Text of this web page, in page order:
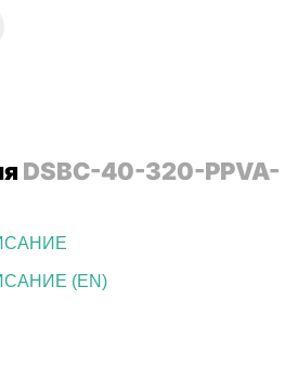
DSBC-40-320-PPVA-
(EN)